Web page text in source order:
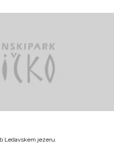
Ledavskem jezeru.